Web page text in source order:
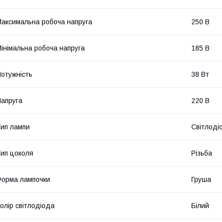
робоча напруга 250 В
робоча напруга 185 В
38 Вт
220 В
лампи
цоколя Різьба
лампочки Груша
світлодіода Білий